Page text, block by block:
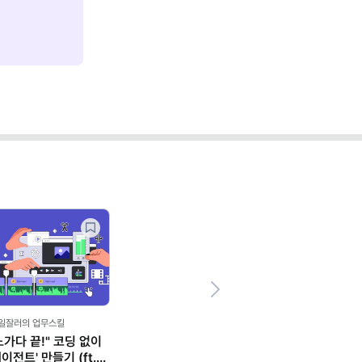
잘러의 업무스킬
가다 끝!" 코딩 없이
전트' 만들기 (ft.